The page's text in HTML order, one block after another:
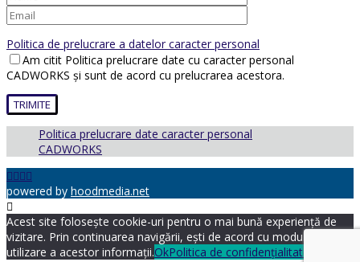
Politica de prelucrare a datelor caracter personal
Am citit Politica prelucrare date cu caracter personal
CADWORKS și sunt de acord cu prelucrarea acestora.
Politica prelucrare date caracter personal
CADWORKS
powered by hoodmedia.net
Acest site folosește cookie-uri pentru o mai bună experiență de
vizitare. Prin continuarea navigării, ești de acord cu modul de
utilizare a acestor informații.OkPolitica de confidențialitate